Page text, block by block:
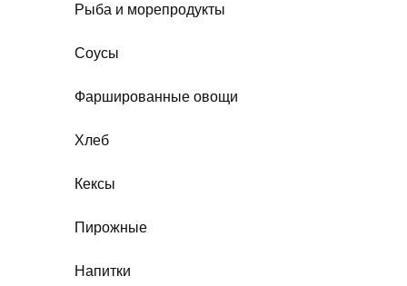
Рыба и морепродукты
Соусы
Фаршированные овощи
Хлеб
Кексы
Пирожные
Напитки